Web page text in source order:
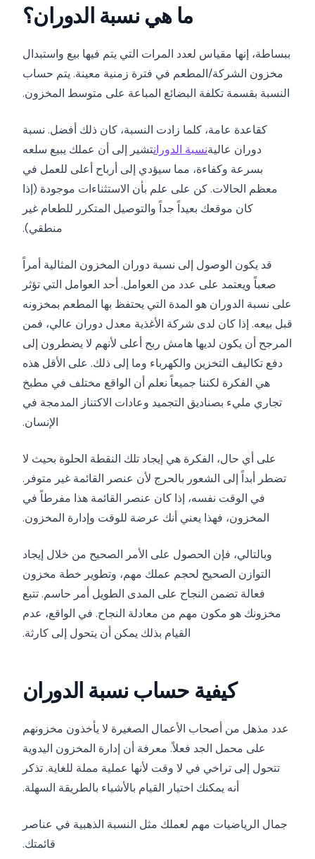
ما هي نسبة الدوران؟
ببساطة، إنها مقياس لعدد المرات التي يتم فيها بيع واستبدال
مخزون الشركة/المطعم في فترة زمنية معينة. يتم حساب
النسبة بقسمة تكلفة البضائع المباعة على متوسط المخزون.
كقاعدة عامة، كلما زادت النسبة، كان ذلك أفضل. نسبة
دوران عاليةنسبة الدورانتشير إلى أن عملك يبيع سلعه
بسرعة وكفاءة، مما سيؤدي إلى أرباح أعلى للعمل في
معظم الحالات. كن على علم بأن الاستثناءات موجودة (إذا
كان موقعك بعيداً جداً والتوصيل المتكرر للطعام غير
منطقي).
قد يكون الوصول إلى نسبة دوران المخزون المثالية أمراً
صعباً ويعتمد على عدد من العوامل. أحد العوامل التي تؤثر
على نسبة الدوران هو المدة التي يحتفظ بها المطعم بمخزونه
قبل بيعه. إذا كان لدى شركة الأغذية معدل دوران عالي، فمن
المرجح أن يكون لديها هامش ربح أعلى لأنهم لا يضطرون إلى
دفع تكاليف التخزين والكهرباء وما إلى ذلك. على الأقل هذه
هي الفكرة لكننا جميعاً نعلم أن الواقع مختلف في مطبخ
تجاري مليء بصناديق التجميد وعادات الاكتناز المدمجة في
الإنسان.
على أي حال، الفكرة هي إيجاد تلك النقطة الحلوة بحيث لا
تضطر أبداً إلى الشعور بالحرج لأن عنصر القائمة غير متوفر.
في الوقت نفسه، إذا كان عنصر القائمة هذا مفرطاً في
المخزون، فهذا يعني أنك عرضة للوقت وإدارة المخزون.
وبالتالي، فإن الحصول على الأمر الصحيح من خلال إيجاد
التوازن الصحيح لحجم عملك مهم، وتطوير خطة مخزون
فعالة تضمن النجاح على المدى الطويل أمر حاسم. تتبع
مخزونك هو مكون مهم من معادلة النجاح. في الواقع، عدم
القيام بذلك يمكن أن يتحول إلى كارثة.
كيفية حساب نسبة الدوران
عدد مذهل من أصحاب الأعمال الصغيرة لا يأخذون مخزونهم
على محمل الجد فعلاً. معرفة أن إدارة المخزون اليدوية
تتحول إلى تراخي في لا وقت لأنها عملية مملة للغاية. تذكر
أنه يمكنك اختيار القيام بالأشياء بالطريقة السهلة.
جمال الرياضيات مهم لعملك مثل النسبة الذهبية في عناصر
قائمتك.